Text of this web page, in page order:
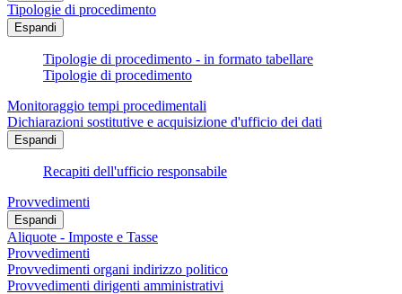
Tipologie di procedimento
Espandi
Tipologie di procedimento - in formato tabellare
Tipologie di procedimento
Monitoraggio tempi procedimentali
Dichiarazioni sostitutive e acquisizione d'ufficio dei dati
Espandi
Recapiti dell'ufficio responsabile
Provvedimenti
Espandi
Aliquote - Imposte e Tasse
Provvedimenti
Provvedimenti organi indirizzo politico
Provvedimenti dirigenti amministrativi